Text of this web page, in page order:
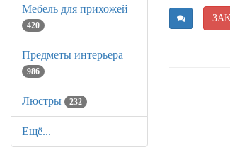
Мебель для прихожей
420
Предметы интерьера
986
Люстры 232
Ещё...